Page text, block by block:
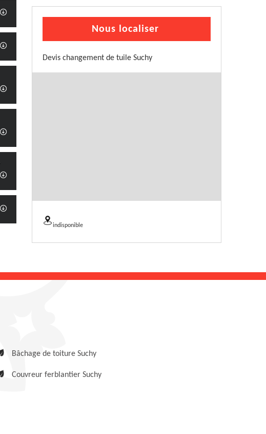
Nous localiser
Devis changement de tuile Suchy
indisponible
Bâchage de toiture Suchy
Couvreur ferblantier Suchy